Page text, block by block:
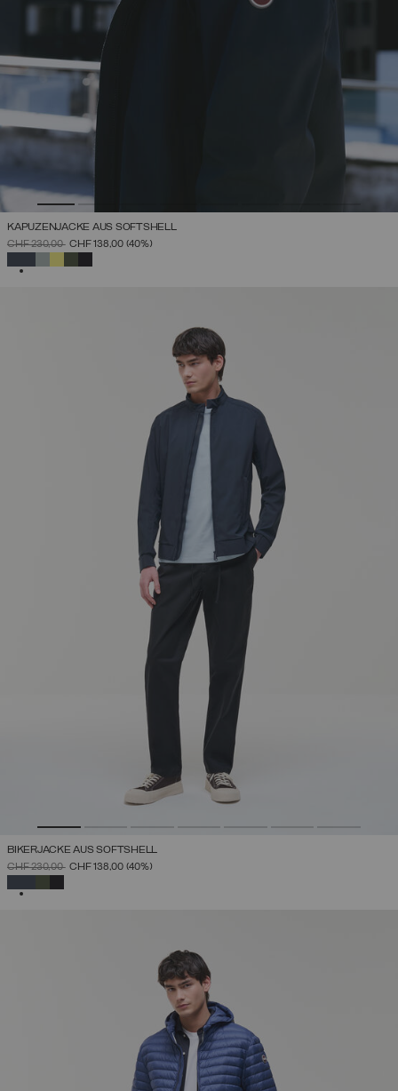
KAPUZENJACKE AUS SOFTSHELL
PREIS REDUZIERT VON
CHF 230,00AUF
CHF 138,00 (40%)
BIKERJACKE AUS SOFTSHELL
PREIS REDUZIERT VON
CHF 230,00AUF
CHF 138,00 (40%)